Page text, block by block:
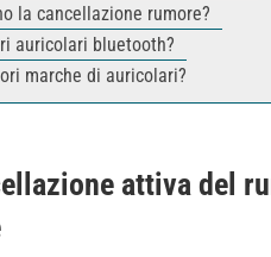
la cancellazione rumore?
auricolari bluetooth?
marche di auricolari?
attiva del